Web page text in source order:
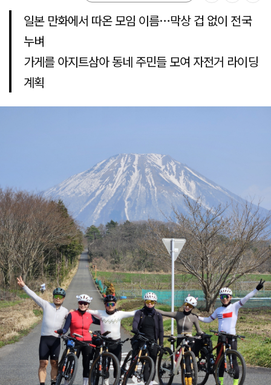
일본 만화에서 따온 모임 이름…막상 겁 없이 전국
누벼
가게를 아지트삼아 동네 주민들 모여 자전거 라이딩
계획